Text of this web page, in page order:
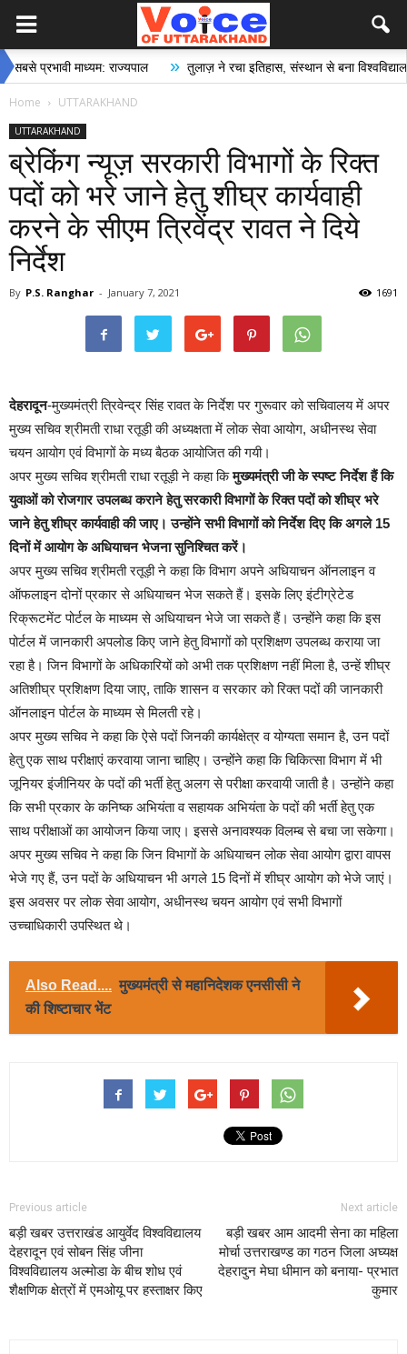
माध्यम: राज्यपाल » तुलाज़ ने रचा इतिहास, संस्थान से बना विश्वविद्यालय
Home UTTARAKHAND
UTTARAKHAND
ब्रेकिंग न्यूज़ सरकारी विभागों के रिक्त
पदों को भरे जाने हेतु शीघ्र कार्यवाही
करने के सीएम त्रिवेंद्र रावत ने दिये
निर्देश
By P.S. Ranghar - January 7, 2021 1691
देहरादून-मुख्यमंत्री त्रिवेन्द्र सिंह रावत के निर्देश पर गुरूवार को सचिवालय में अपर
मुख्य सचिव श्रीमती राधा रतूड़ी की अध्यक्षता में लोक सेवा आयोग, अधीनस्थ सेवा
चयन आयोग एवं विभागों के मध्य बैठक आयोजित की गयी।
अपर मुख्य सचिव श्रीमती राधा रतूड़ी ने कहा किमुख्यमंत्री जी के स्पष्ट निर्देश हैं कि
युवाओं को रोजगार उपलब्ध कराने हेतु सरकारी विभागों के रिक्त पदों को शीघ्र भरे
जाने हेतु शीघ्र कार्यवाही की जाए। उन्होंने सभी विभागों को निर्देश दिए कि अगले 15
दिनों में आयोग के अधियाचन भेजना सुनिश्चित करें।
अपर मुख्य सचिव श्रीमती रतूड़ी ने कहा कि विभाग अपने अधियाचन ऑनलाइन व
ऑफलाइन दोनों प्रकार से अधियाचन भेज सकते हैं। इसके लिए इंटीग्रेटेड
रिक्रूटमेंट पोर्टल के माध्यम से अधियाचन भेजे जा सकते हैं। उन्होंने कहा कि इस
पोर्टल में जानकारी अपलोड किए जाने हेतु विभागों को प्रशिक्षण उपलब्ध कराया जा
रहा है। जिन विभागों के अधिकारियों को अभी तक प्रशिक्षण नहीं मिला है, उन्हें शीघ्र
अतिशीघ्र प्रशिक्षण दिया जाए, ताकि शासन व सरकार को रिक्त पदों की जानकारी
ऑनलाइन पोर्टल के माध्यम से मिलती रहे।
अपर मुख्य सचिव ने कहा कि ऐसे पदों जिनकी कार्यक्षेत्र व योग्यता समान है, उन पदों
हेतु एक साथ परीक्षाएं करवाया जाना चाहिए। उन्होंने कहा कि चिकित्सा विभाग में भी
जूनियर इंजीनियर के पदों की भर्ती हेतु अलग से परीक्षा करवायी जाती है। उन्होंने कहा
कि सभी प्रकार के कनिष्क अभियंता व सहायक अभियंता के पदों की भर्ती हेतु एक
साथ परीक्षाओं का आयोजन किया जाए। इससे अनावश्यक विलम्ब से बचा जा सकेगा।
अपर मुख्य सचिव ने कहा कि जिन विभागों के अधियाचन लोक सेवा आयोग द्वारा वापस
भेजे गए हैं, उन पदों के अधियाचन भी अगले 15 दिनों में शीघ्र आयोग को भेजे जाएं।
इस अवसर पर लोक सेवा आयोग, अधीनस्थ चयन आयोग एवं सभी विभागों
उच्चाधिकारी उपस्थित थे।
Also Read.... मुख्यमंत्री से महानिदेशक एनसीसी ने
की शिष्टाचार भेंट
Previous article
बड़ी खबर उत्तराखंड आयुर्वेद विश्वविद्यालय
देहरादून एवं सोबन सिंह जीना
विश्वविद्यालय अल्मोडा के बीच शोध एवं
शैक्षणिक क्षेत्रों में एमओयू पर हस्ताक्षर किए
Next article
बड़ी खबर आम आदमी सेना का महिला
मोर्चा उत्तराखण्ड का गठन जिला अघ्यक्ष
देहरादुन मेघा धीमान को बनाया- प्रभात
कुमार